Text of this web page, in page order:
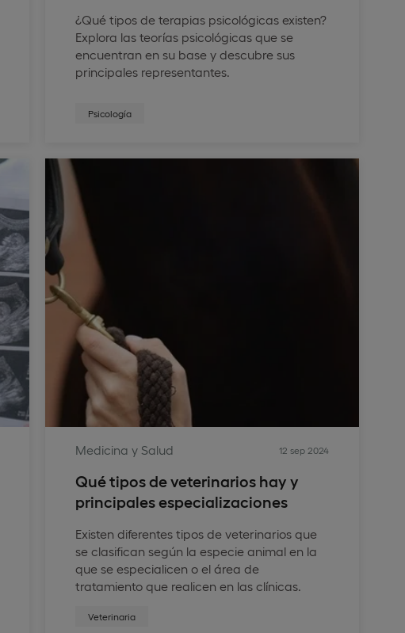
¿Qué tipos de terapias psicológicas existen?
Explora las teorías psicológicas que se
encuentran en su base y descubre sus
principales representantes.
Psicología
Medicina y Salud 12 sep 2024
Qué tipos de veterinarios hay y
principales especializaciones
Existen diferentes tipos de veterinarios que
se clasifican según la especie animal en la
que se especialicen o el área de
tratamiento que realicen en las clínicas.
Veterinaria